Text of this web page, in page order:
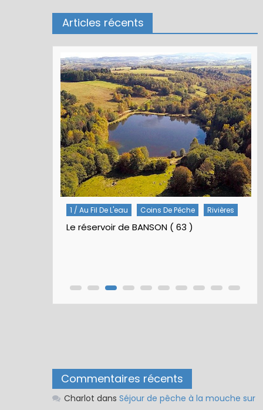
Articles récents
5 / Fiches Montage Artificielles
Commentaires récents
Charlot dans Séjour de pêche à la mouche sur